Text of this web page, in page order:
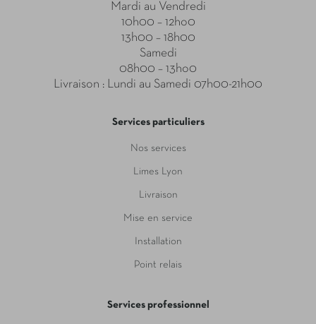
Mardi au Vendredi
10h00 – 12ho0
13h00 – 18h00
Samedi
08h00 – 13ho0
Livraison : Lundi au Samedi 07h00-21h00
Services particuliers
Nos services
Limes Lyon
Livraison
Mise en service
Installation
Point relais
Services professionnel